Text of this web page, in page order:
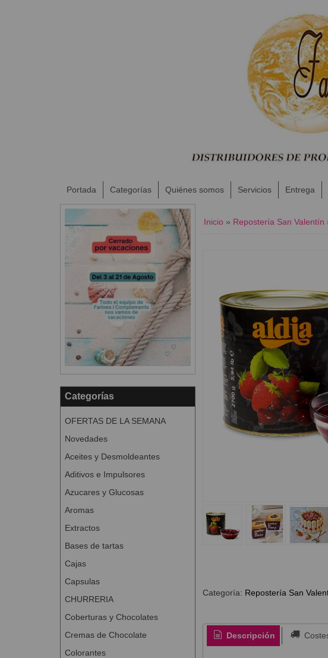
Portada Categorías Quiénes somos Servicios Entrega
Categorías
OFERTAS DE LA SEMANA
Novedades
Aceites y Desmoldeantes
Aditivos e Impulsores
Azucares y Glucosas
Aromas
Extractos
Bases de tartas
Cajas
Capsulas
CHURRERIA
Coberturas y Chocolates
Cremas de Chocolate
Colorantes
Inicio » Repostería San Valentín
Categoría: Repostería San
Descripción